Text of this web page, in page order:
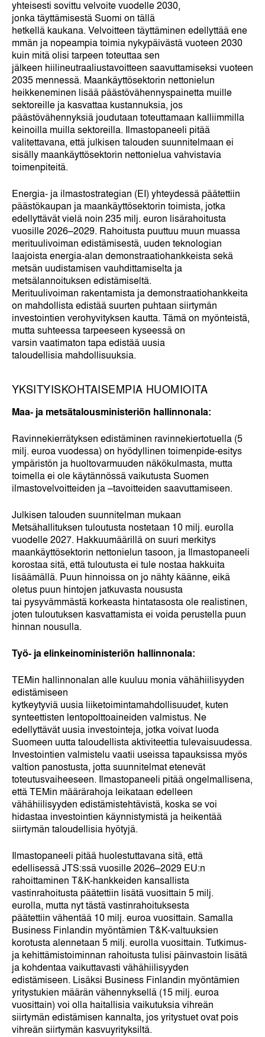
yhteisesti sovittu velvoite vuodelle 2030,
jonka täyttämisestä Suomi on tällä
hetkellä kaukana. Velvoitteen täyttäminen edellyttää ene
mmän ja nopeampia toimia nykypäivästä vuoteen 2030
kuin mitä olisi tarpeen toteuttaa sen
jälkeen hiilineutraaliustavoitteen saavuttamiseksi vuoteen
2035 mennessä. Maankäyttösektorin nettonielun
heikkeneminen lisää päästövähennyspainetta muille
sektoreille ja kasvattaa kustannuksia, jos
päästövähennyksiä joudutaan toteuttamaan kalliimmilla
keinoilla muilla sektoreilla. Ilmastopaneeli pitää
valitettavana, että julkisen talouden suunnitelmaan ei
sisälly maankäyttösektorin nettonielua vahvistavia
toimenpiteitä.
Energia- ja ilmastostrategian (EI) yhteydessä päätettiin
päästökaupan ja maankäyttösektorin toimista, jotka
edellyttävät vielä noin 235 milj. euron lisärahoitusta
vuosille 2026–2029. Rahoitusta puuttuu muun muassa
merituulivoiman edistämisestä, uuden teknologian
laajoista energia-alan demonstraatiohankkeista sekä
metsän uudistamisen vauhdittamiselta ja
metsälannoituksen edistämiseltä.
Merituulivoiman rakentamista ja demonstraatiohankkeita
on mahdollista edistääsuurten puhtaan siirtymän
investointien verohyvityksen kautta. Tämä on myönteistä,
mutta suhteessa tarpeeseen kyseessä on
varsin vaatimaton tapa edistää uusia
taloudellisia mahdollisuuksia.
YKSITYISKOHTAISEMPIA HUOMIOITA
Maa- ja metsätalousministeriön hallinnonala:
Ravinnekierrätyksen edistäminen ravinnekiertotuella (5
milj. euroa vuodessa) on hyödyllinen toimenpide-esitys
ympäristön ja huoltovarmuuden näkökulmasta, mutta
toimella ei ole käytännössä vaikutusta Suomen
ilmastovelvoitteiden ja –tavoitteiden saavuttamiseen.
Julkisen talouden suunnitelman mukaan
Metsähallituksen tuloutusta nostetaan 10 milj. eurolla
vuodelle 2027. Hakkuumäärillä on suuri merkitys
maankäyttösektorin nettonielun tasoon, ja Ilmastopaneeli
korostaa sitä, että tuloutusta ei tule nostaa hakkuita
lisäämällä. Puun hinnoissa on jo nähty käänne, eikä
oletus puun hintojen jatkuvasta noususta
tai pysyvämmästä korkeasta hintatasosta ole realistinen,
joten tuloutuksen kasvattamista ei voida perustella puun
hinnan nousulla.
Työ- ja elinkeinoministeriön hallinnonala:
TEMin hallinnonalan alle kuuluu monia vähähiilisyyden
edistämiseen
kytkeytyviä uusia liiketoimintamahdollisuudet, kuten
synteettisten lentopolttoaineiden valmistus. Ne
edellyttävät uusia investointeja, jotka voivat luoda
Suomeen uutta taloudellista aktiviteettia tulevaisuudessa.
Investointien valmistelu vaatii useissa tapauksissa myös
valtion panostusta, jotta suunnitelmat etenevät
toteutusvaiheeseen. Ilmastopaneeli pitää ongelmallisena,
että TEMin määrärahoja leikataan edelleen
vähähiilisyyden edistämistehtävistä, koska se voi
hidastaa investointien käynnistymistä ja heikentää
siirtymän taloudellisia hyötyjä.
Ilmastopaneeli pitää huolestuttavana sitä, että
edellisessä JTS:ssä vuosille 2026–2029 EU:n
rahoittaminen T&K-hankkeiden kansallista
vastinrahoitusta päätettiin lisätä vuosittain 5 milj.
eurolla, mutta nyt tästä vastinrahoituksesta
päätettiin vähentää 10 milj. euroa vuosittain. Samalla
Business Finlandin myöntämien T&K-valtuuksien
korotusta alennetaan 5 milj. eurolla vuosittain. Tutkimus-
ja kehittämistoiminnan rahoitusta tulisi päinvastoin lisätä
ja kohdentaa vaikuttavasti vähähiilisyyden
edistämiseen. Lisäksi Business Finlandin myöntämien
yritystukien määrän vähennyksellä (15 milj. euroa
vuosittain) voi olla haitallisia vaikutuksia vihreän
siirtymän edistämisen kannalta, jos yritystuet ovat pois
vihreän siirtymän kasvuyrityksiltä.